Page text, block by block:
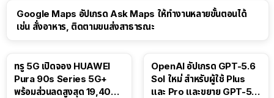
Google Maps อัปเกรด Ask Maps ให้ทำงานหลายขั้นตอนได้
เช่น สั่งอาหาร, ติดตามขนส่งสาธารณะ
ทรู 5G เปิดจอง HUAWEI
Pura 90s Series 5G+
พร้อมส่วนลดสูงสุด 19,400
OpenAI อัปเกรด GPT-5.6
Sol ใหม่ สำหรับผู้ใช้ Plus
และ Pro และขยาย GPT-5.6